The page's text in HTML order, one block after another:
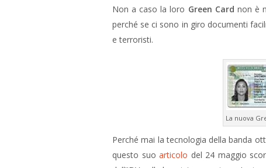
Non a caso la loro Green Card non è
perché se ci sono in giro documenti
e terroristi.
La nuova
Perché mai la tecnologia della banda
questo suoarticolo del 24 maggio